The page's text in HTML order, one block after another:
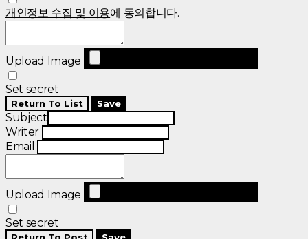
개인정보 수집 및 이용에 동의합니다.
Upload Image
Set secret
Return To List Save
Subject
Writer
Email
Upload Image
Set secret
Return To Post Save